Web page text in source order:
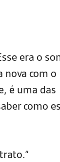
era o
nova com o
é uma das
como